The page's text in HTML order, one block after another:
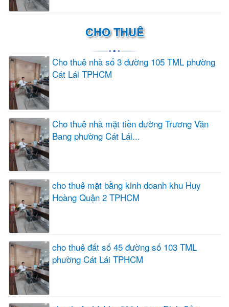
CHO THUÊ
Cho thuê nhà số 3 đường 105 TML phường
Cát Lái TPHCM
Cho thuê nhà mặt tiền đường Trương Văn
Bang phường Cát Lái...
cho thuê mặt bằng kinh doanh khu Huy
Hoàng Quận 2 TPHCM
cho thuê đất số 45 đường số 103 TML
phường Cát Lái TPHCM